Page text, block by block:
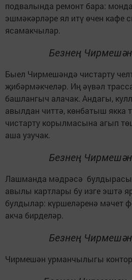
подвалында ремонт бара:
эшмәкәрләре ял итү өчен кафе
ясамакчылар.
Безнең
Быел Чирмешәндә чистарту
җибәрмәкчеләр. Иң әүвәл
башлангыч алачак. Андагы,
авылдан читтә, көнбатыш якка
чистарту корылмасына агып
аша узучак.
Безнең
Лашманда мәдрәсә
авылы картлары бу изге эштә
булдылар: күршеләренә мәчет
акча бирделәр.
Безнең
Чирмешән урманчылыгы